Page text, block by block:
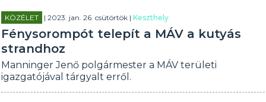
KÖZÉLET | 2023. jan. 26. csütörtök |Keszthely
Fénysorompót telepít a MÁV a kutyás
strandhoz
Manninger Jenő polgármester a MÁV területi
igazgatójával tárgyalt erről.